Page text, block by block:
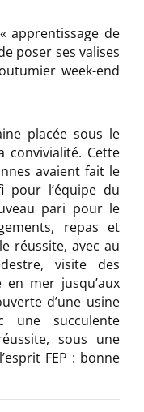
apprentissage de
poser ses valises
week-end
placée sous le
convivialité. Cette
avaient fait le
pour l’équipe du
pari pour le
repas et
réussite, avec au
visite des
en mer jusqu’aux
d’une usine
une succulente
sous une
FEP : bonne